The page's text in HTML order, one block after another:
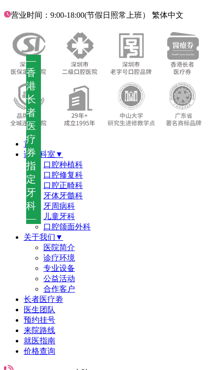
—
香
港
长
者
医
疗
券
指
定
牙
科
—
营业时间：9:00-18:00(节假日照常上班） 繁体中文
首页
诊疗科室▼
口腔种植科
口腔修复科
口腔正畸科
牙体牙髓科
牙周病科
儿童牙科
口腔颌面外科
关于我们▼
医院简介
诊疗环境
专业设备
公益活动
合作客户
长者医疗劵
医生团队
预约挂号
来院路线
就医指南
价格查询